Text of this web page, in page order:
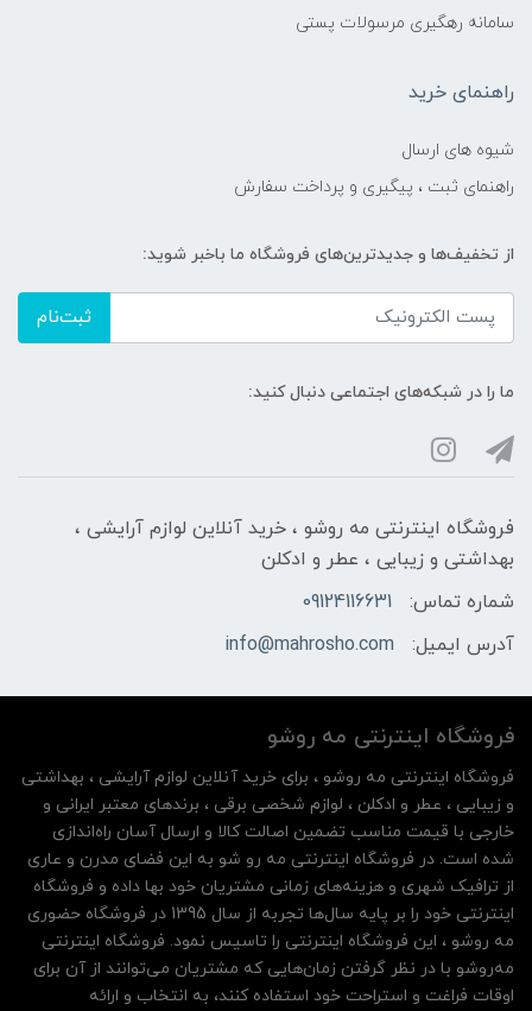
سامانه رهگیری مرسولات پستی
راهنمای خرید
شیوه های ارسال
راهنمای ثبت ، پیگیری و پرداخت سفارش
از تخفیف‌ها و جدیدترین‌های فروشگاه ما باخبر شوید:
ثبت‌نام
ما را در شبکه‌های اجتماعی دنبال کنید:
فروشگاه اینترنتی مه‌ رو‌شو ، خرید آنلاین لوازم آرایشی ،
بهداشتی و زیبایی ، عطر و ادکلن
شماره تماس:
09124116631
آدرس ایمیل:
info@mahrosho.com
فروشگاه اینترنتی مه‌ رو‌شو
فروشگاه اینترنتی مه‌ رو‌شو ، برای خرید آنلاین لوازم آرایشی ، بهداشتی
و زیبایی ، عطر و ادکلن ، لوازم شخصی برقی ، برندهای معتبر ایرانی و
خارجی با قیمت مناسب تضمین اصالت کالا و ارسال آسان راه‌اندازی
شده است. در فروشگاه اینترنتی مه رو شو به این فضای مدرن و عاری
از ترافیک شهری و هزینه‌های زمانی مشتریان خود بها داده و فروشگاه
اینترنتی خود را بر پایه سال‌ها تجربه از سال 1395 در فروشگاه حضوری
مه روشو ، این فروشگاه اینترنتی را تاسیس نمود. فروشگاه اینترنتی
مه‌رو‌شو با در نظر گرفتن زمان‌هایی که مشتریان می‌توانند از آن‌ برای
اوقات فراغت و استراحت خود استفاده کنند، به انتخاب و ارائه